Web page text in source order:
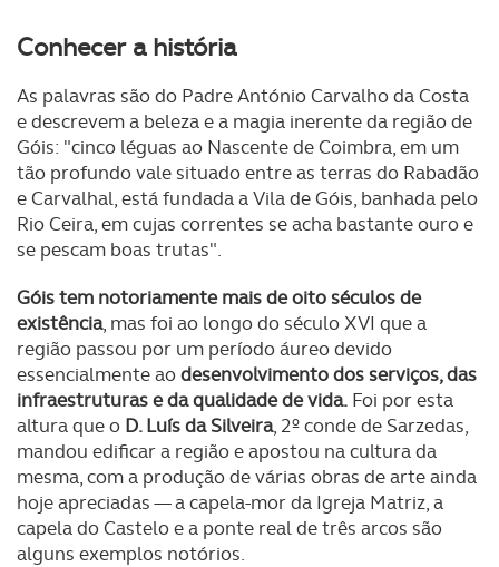
Conhecer a história
As palavras são do Padre António Carvalho da Costa
e descrevem a beleza e a magia inerente da região de
Góis: "cinco léguas ao Nascente de Coimbra, em um
tão profundo vale situado entre as terras do Rabadão
e Carvalhal, está fundada a Vila de Góis, banhada pelo
Rio Ceira, em cujas correntes se acha bastante ouro e
se pescam boas trutas".
Góis tem notoriamente mais de oito séculos de
existência, mas foi ao longo do século XVI que a
região passou por um período áureo devido
essencialmente aodesenvolvimento dos serviços, das
infraestruturas e da qualidade de vida. Foi por esta
altura que o D. Luís da Silveira, 2º conde de Sarzedas,
mandou edificar a região e apostou na cultura da
mesma, com a produção de várias obras de arte ainda
hoje apreciadas — a capela-mor da Igreja Matriz, a
capela do Castelo e a ponte real de três arcos são
alguns exemplos notórios.